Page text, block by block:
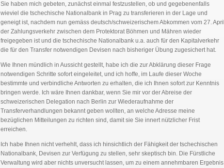
Sie haben mich gebeten, zunächst einmal festzustellen, ob und gegebenenfalls
wieviel die tschechische Nationalbank in Prag zu transferieren in der Lage und
geneigt ist, nachdem nun gemäss deutsch/schweizerischem Abkommen vom 27. April
der Zahlungsverkehr zwischen dem Protektorat Böhmen und Mähren wieder
freigegeben ist und die tschechische Nationalbank u.a. auch für den Kapitalverkehr
die für den Transfer notwendigen Devisen nach bisheriger Übung zugesichert hat.
Wie Ihnen mündlich in Aussicht gestellt, habe ich die zur Abklärung dieser Frage
notwendigen Schritte sofort eingeleitet, und ich hoffe, im Laufe dieser Woche
bestimmte und verbindliche Antworten zu erhalten, die ich Ihnen sofort zur Kenntnis
bringen werde. Ich wäre Ihnen dankbar, wenn Sie mir vor der Abreise der
schweizerischen Delegation nach Berlin zur Wiederaufnahme der
Transferverhandlungen bekannt geben wollten, an welche Adresse meine
bezüglichen Mitteilungen zu richten sind, damit sie Sie innert nützlicher Frist
erreichen.
Ich habe Ihnen nicht verhehlt, dass ich hinsichtlich der Fähigkeit der tschechischen
Nationalbank, Devisen zur Verfügung zu stellen, sehr skeptisch bin. Die Fürstliche
Verwaltung wird aber nichts unversucht lassen, um zu einem annehmbaren Ergebnis